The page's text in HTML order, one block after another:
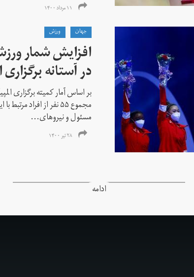
۱۱ مرداد ۱۴۰۰
جهان
ورزش
افزایش شمار
در آستانه
بر اساس آمار کمیته برگزاری
مجموع ۵۵ نفر از افراد
مسئول و نیروهای...
۲۸ تیر ۱۴۰۰
ادامه